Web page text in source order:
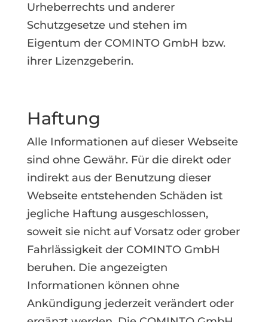
Urheberrechts und anderer
Schutzgesetze und stehen im
Eigentum der COMINTO GmbH bzw.
ihrer Lizenzgeberin.
Haftung
Alle Informationen auf dieser Webseite
sind ohne Gewähr. Für die direkt oder
indirekt aus der Benutzung dieser
Webseite entstehenden Schäden ist
jegliche Haftung ausgeschlossen,
soweit sie nicht auf Vorsatz oder grober
Fahrlässigkeit der COMINTO GmbH
beruhen. Die angezeigten
Informationen können ohne
Ankündigung jederzeit verändert oder